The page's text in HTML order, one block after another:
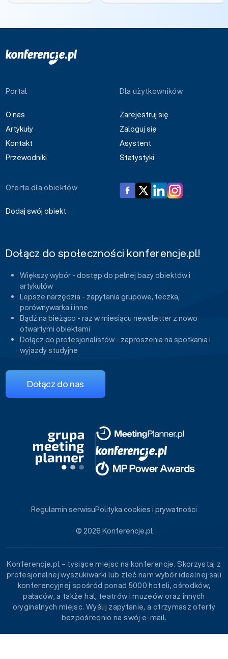
Portal
O nas
Artykuły
Kontakt
Przewodniki
Dla użytkowników
Zarejestruj się
Zaloguj się
Asystent
Statystyki
Oferta dla obiektów
Dodaj swój obiekt
Dołącz do społeczności konferencje.pl!
Większy wybór - dostęp do pełnej bazy obiektów i
artykułów
Lepsze narzędzia - zapytania grupowe, teczka,
porównywarka i inne
Bądź na bieżąco - raz w miesiącu newsletter z nowo
otwartymi obiektami
Dołącz do profesjonalistów - zaproszenia na spotkania i
wyjazdy studyjne
Dołącz do nas
© 2026 Konferencje.pl
Regulamin serwisuPolityka cookies i prywatności
Konferencje.pl – tysiące miejsc na konferencje. Skorzystaj z
profesjonalnej wyszukiwarki lub zleć nam wybór idealnej sali
konferencyjnej spośród ponad 5000 hoteli, ośrodków,
pałaców, a także hal, teatrów i muzeów oraz innych
oryginalnych miejsc. Wyślij zapytanie, a otrzymasz oferty
bezpośrednio na swój e-mail.